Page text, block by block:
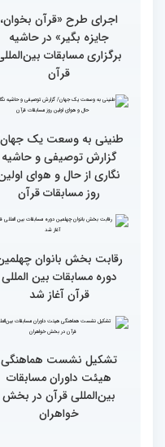
وحدت کشورهای جهان
اسلام مهمترین پیام دریافتی
اجرای طرح «قرآن بخوان،
جایزه بگیر» در حاشیه
برگزاری مسابقات بین‌المللی
قرآن
طنینی به وسعت یک جهان/
گزارش توصیفی و حاشیه
نگاری از حال و هوای اولین
رقابت بخش بانوان چهلمین